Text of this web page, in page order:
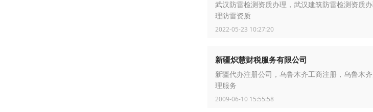
武汉防雷检测资质办理，武汉建筑防雷检测资质
理防雷资质
2022-05-23 10:27:20
新疆炽慧财税服务有限公司
新疆代办注册公司，乌鲁木齐工商注册，乌鲁木
理服务
2009-06-10 15:55:58